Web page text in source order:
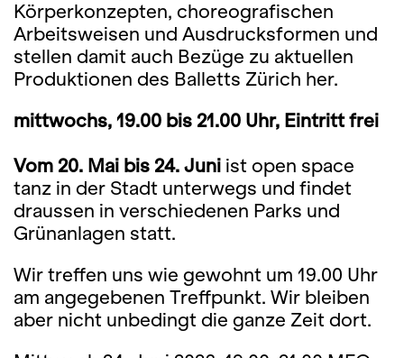
Körperkonzepten, choreografischen
Arbeitsweisen und Ausdrucksformen und
stellen damit auch Bezüge zu aktuellen
Produktionen des Balletts Zürich her.
mittwochs, 19.00 bis 21.00 Uhr, Eintritt frei
Vom 20. Mai bis 24. Juni ist open space
tanz in der Stadt unterwegs und findet
draussen in verschiedenen Parks und
Grünanlagen statt.
Wir treffen uns wie gewohnt um 19.00 Uhr
am angegebenen Treffpunkt. Wir bleiben
aber nicht unbedingt die ganze Zeit dort.